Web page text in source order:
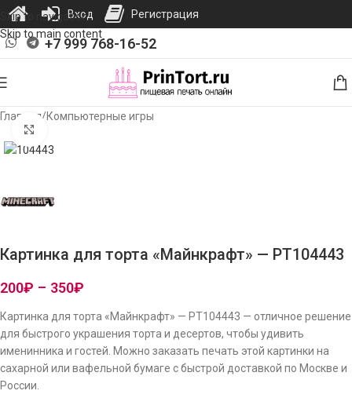
Skip to navigation
Skip to main content
+7 999 768-16-52
Главная/Компьютерные игры
Картинка для торта «Майнкрафт» — PT104443
200₽ – 350₽
Картинка для торта «Майнкрафт» — PT104443 — отличное решение
для быстрого украшения торта и десертов, чтобы удивить
именинника и гостей. Можно заказать печать этой картинки на
сахарной или вафельной бумаге с быстрой доставкой по Москве и
России.
Вход Регистрация